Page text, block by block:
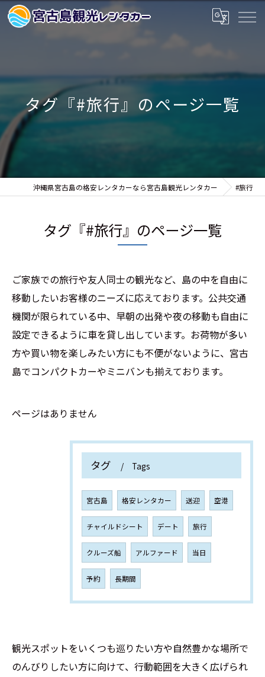
タグ『#旅行』のページ一覧
沖縄県宮古島の格安レンタカーなら宮古島観光レンタカー #旅行
タグ『#旅行』のページ一覧
ご家族での旅行や友人同士の観光など、島の中を自由に
移動したいお客様のニーズに応えております。公共交通
機関が限られている中、早朝の出発や夜の移動も自由に
設定できるように車を貸し出しています。お荷物が多い
方や買い物を楽しみたい方にも不便がないように、宮古
島でコンパクトカーやミニバンも揃えております。
ページはありません
タグ Tags
宮古島 格安レンタカー 送迎 空港
チャイルドシート デート 旅行
クルーズ船 アルファード 当日
予約 長期間
観光スポットをいくつも巡りたい方や自然豊かな場所で
のんびりしたい方に向けて、行動範囲を大きく広げられ